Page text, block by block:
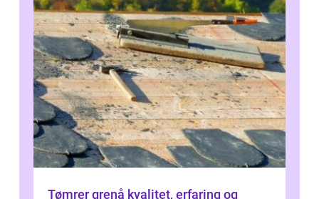
Tømrer grenå kvalitet, erfaring og